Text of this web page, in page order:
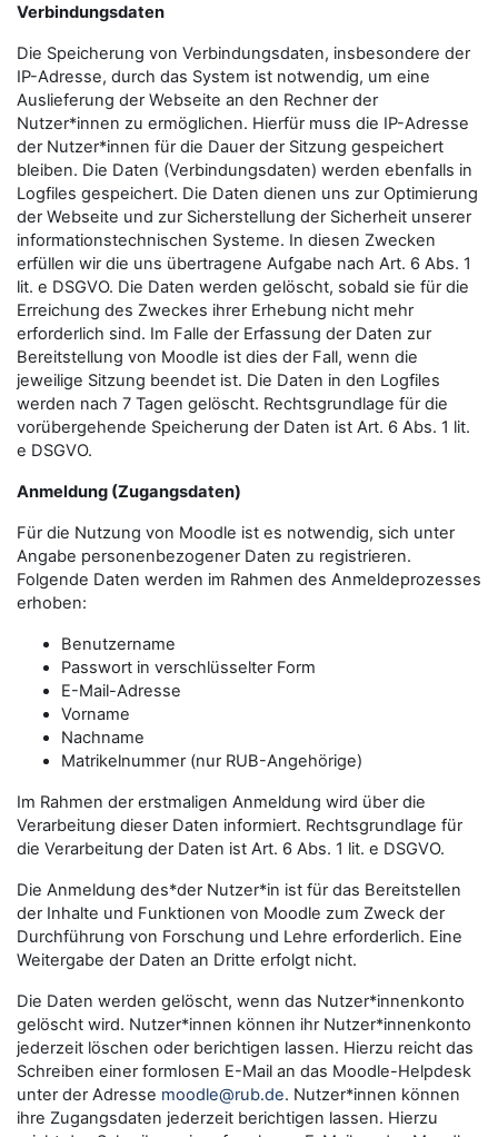
Verbindungsdaten
Die Speicherung von Verbindungsdaten, insbesondere der
IP-Adresse, durch das System ist notwendig, um eine
Auslieferung der Webseite an den Rechner der
Nutzer*innen zu ermöglichen. Hierfür muss die IP-Adresse
der Nutzer*innen für die Dauer der Sitzung gespeichert
bleiben. Die Daten (Verbindungsdaten) werden ebenfalls in
Logfiles gespeichert. Die Daten dienen uns zur Optimierung
der Webseite und zur Sicherstellung der Sicherheit unserer
informationstechnischen Systeme. In diesen Zwecken
erfüllen wir die uns übertragene Aufgabe nach Art. 6 Abs. 1
lit. e DSGVO. Die Daten werden gelöscht, sobald sie für die
Erreichung des Zweckes ihrer Erhebung nicht mehr
erforderlich sind. Im Falle der Erfassung der Daten zur
Bereitstellung von Moodle ist dies der Fall, wenn die
jeweilige Sitzung beendet ist. Die Daten in den Logfiles
werden nach 7 Tagen gelöscht. Rechtsgrundlage für die
vorübergehende Speicherung der Daten ist Art. 6 Abs. 1 lit.
e DSGVO.
Anmeldung (Zugangsdaten)
Für die Nutzung von Moodle ist es notwendig, sich unter
Angabe personenbezogener Daten zu registrieren.
Folgende Daten werden im Rahmen des Anmeldeprozesses
erhoben:
Benutzername
Passwort in verschlüsselter Form
E-Mail-Adresse
Vorname
Nachname
Matrikelnummer (nur RUB-Angehörige)
Im Rahmen der erstmaligen Anmeldung wird über die
Verarbeitung dieser Daten informiert. Rechtsgrundlage für
die Verarbeitung der Daten ist Art. 6 Abs. 1 lit. e DSGVO.
Die Anmeldung des*der Nutzer*in ist für das Bereitstellen
der Inhalte und Funktionen von Moodle zum Zweck der
Durchführung von Forschung und Lehre erforderlich. Eine
Weitergabe der Daten an Dritte erfolgt nicht.
Die Daten werden gelöscht, wenn das Nutzer*innenkonto
gelöscht wird. Nutzer*innen können ihr Nutzer*innenkonto
jederzeit löschen oder berichtigen lassen. Hierzu reicht das
Schreiben einer formlosen E-Mail an das Moodle-Helpdesk
unter der Adresse moodle@rub.de. Nutzer*innen können
ihre Zugangsdaten jederzeit berichtigen lassen. Hierzu